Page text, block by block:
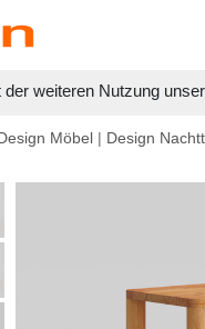
weiteren Nutzung
Möbel | Design